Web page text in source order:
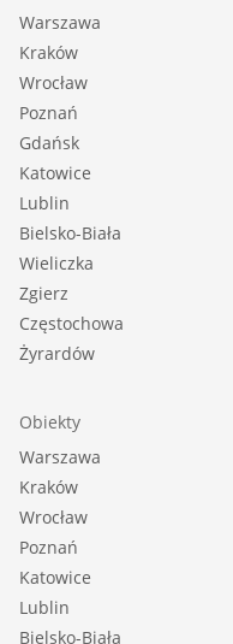
Warszawa
Kraków
Wrocław
Poznań
Gdańsk
Katowice
Lublin
Bielsko-Biała
Wieliczka
Zgierz
Częstochowa
Żyrardów
Obiekty
Warszawa
Kraków
Wrocław
Poznań
Katowice
Lublin
Bielsko-Biała